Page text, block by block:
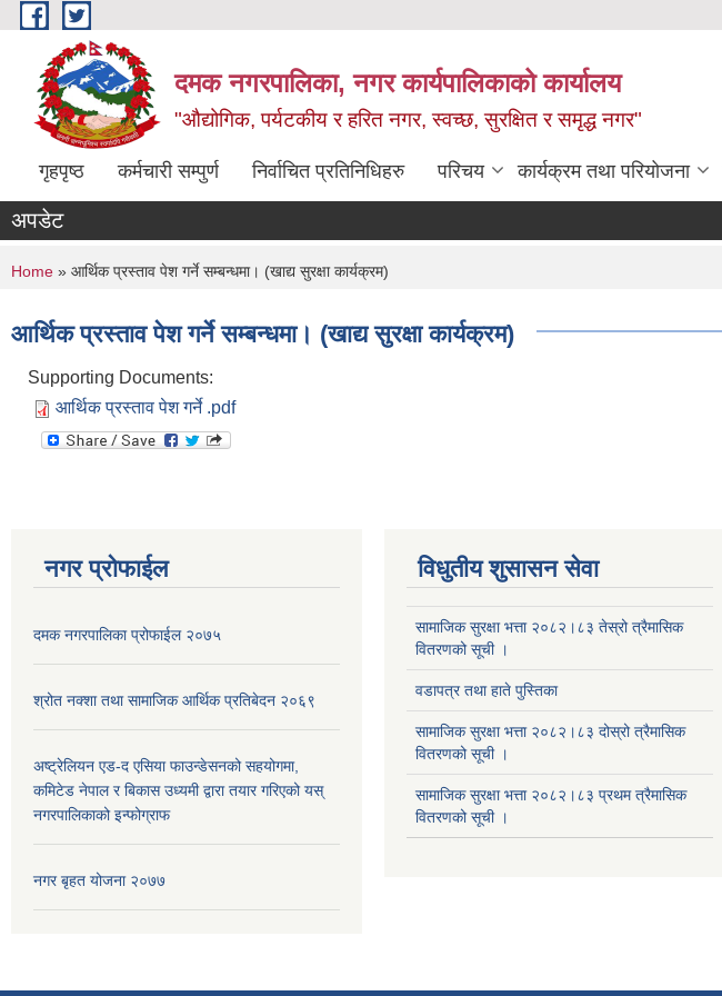
Skip to main content
दमक नगरपालिका, नगर कार्यपालिकाको कार्यालय
"औद्योगिक, पर्यटकीय र हरित नगर, स्वच्छ, सुरक्षित र समृद्ध नगर"
गृहपृष्ठ कर्मचारी सम्पुर्ण निर्वाचित प्रतिनिधिहरु परिचय कार्यक्रम तथा परियोजना
अपडेट
You are here
Home » आर्थिक प्रस्ताव पेश गर्ने सम्बन्धमा। (खाद्य सुरक्षा कार्यक्रम)
आर्थिक प्रस्ताव पेश गर्ने सम्बन्धमा। (खाद्य सुरक्षा कार्यक्रम)
Supporting Documents:
आर्थिक प्रस्ताव पेश गर्ने .pdf
नगर प्रोफाईल
दमक नगरपालिका प्रोफाईल २०७५
श्रोत नक्शा तथा सामाजिक आर्थिक प्रतिबेदन २०६९
अष्ट्रेलियन एड-द एसिया फाउन्डेसनको सहयोगमा,
कमिटेड नेपाल र बिकास उध्यमी द्वारा तयार गरिएको यस्
नगरपालिकाको इन्फोग्राफ
नगर बृहत योजना २०७७
विधुतीय शुसासन सेवा
सामाजिक सुरक्षा भत्ता २०८२।८३ तेस्रो त्रैमासिक
वितरणको सूची ।
वडापत्र तथा हाते पुस्तिका
सामाजिक सुरक्षा भत्ता २०८२।८३ दोस्रो त्रैमासिक
वितरणको सूची ।
सामाजिक सुरक्षा भत्ता २०८२।८३ प्रथम त्रैमासिक
वितरणको सूची ।